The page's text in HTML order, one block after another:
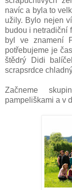
navíc a byla to
užily. Bylo nejen
budou i netradiční
byl ve znamení
potřebujeme je
štědrý Didi
scrapsrdce
Začneme
pampeliškami a v